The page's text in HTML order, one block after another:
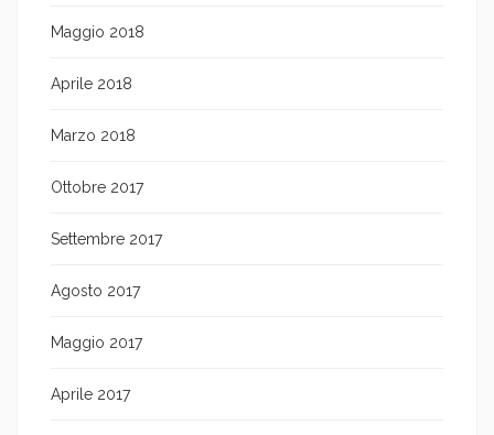
Maggio 2018
Aprile 2018
Marzo 2018
Ottobre 2017
Settembre 2017
Agosto 2017
Maggio 2017
Aprile 2017